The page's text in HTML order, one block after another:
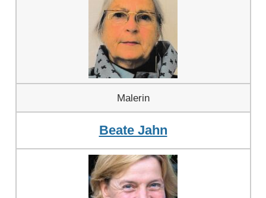
Malerin
Beate Jahn